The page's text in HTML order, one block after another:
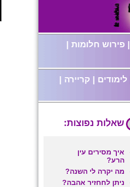
| פירוש חלומות |
לימודים | קריירה |
שאלות נפוצות:
איך מסירים עין
הרע?
מה יקרה לי השנה?
ניתן לחחזיר אהבה?